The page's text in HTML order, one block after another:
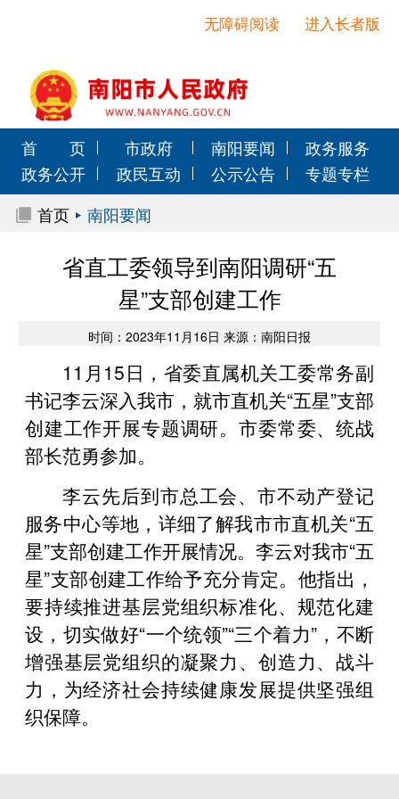
进入长者版
无障碍阅读
首 页 市政府 南阳要闻
政务服务
政务公开
政民互动 公示公告
专题专栏
首页
南阳要闻
省直工委领导到南阳调研“五
星”支部创建工作
时间：2023年11月16日 来源：南阳日报
11月15日，省委直属机关工委常务副
书记李云深入我市，就市直机关“五星”支部
创建工作开展专题调研。市委常委、统战
部长范勇参加。
李云先后到市总工会、市不动产登记
服务中心等地，详细了解我市市直机关“五
星”支部创建工作开展情况。李云对我市“五
星”支部创建工作给予充分肯定。他指出，
要持续推进基层党组织标准化、规范化建
设，切实做好“一个统领”“三个着力”，不断
增强基层党组织的凝聚力、创造力、战斗
力，为经济社会持续健康发展提供坚强组
织保障。